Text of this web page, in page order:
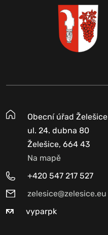
Obecní úřad Želešice
ul. 24. dubna 80
Želešice, 664 43
Na mapě
+420 547 217 527
zelesice@zelesice.eu
vyparpk